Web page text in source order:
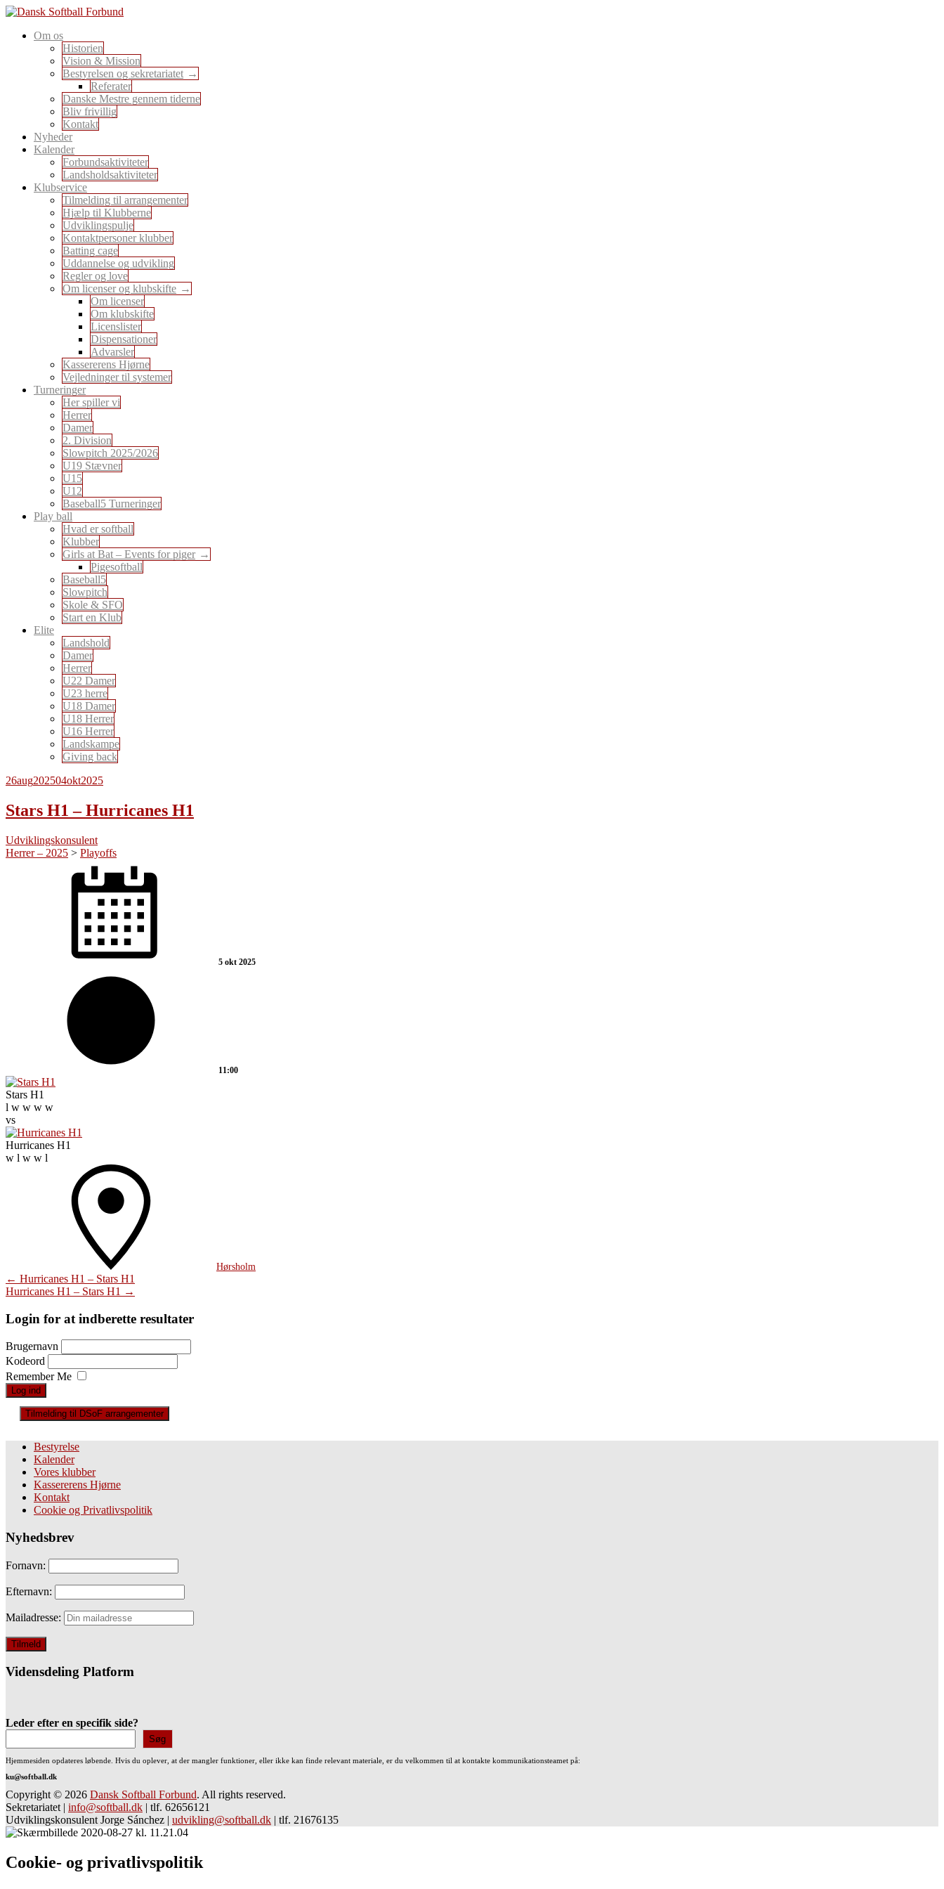
Skip
content
Dansk Softball Forbund
En sport for alle
Om os
Historien
Vision & Mission
Bestyrelsen og sekretariatet
Referater
Danske Mestre gennem tiderne
Bliv frivillig
Kontakt
Nyheder
Kalender
Forbundsaktiviteter
Landsholdsaktiviteter
Klubservice
Tilmelding til arrangementer
Hjælp til Klubberne
Udviklingspulje
Kontaktpersoner klubber
Batting cage
Uddannelse og udvikling
Regler og love
Om licenser og klubskifte
Om licenser
Om klubskifte
Licenslister
Dispensationer
Advarsler
Kassererens Hjørne
Vejledninger til systemer
Turneringer
Her spiller vi
Herrer
Damer
2. Division
Slowpitch 2025/2026
U19 Stævner
U15
U12
Baseball5 Turneringer
Play ball
Hvad er softball
Klubber
Girls at Bat – Events for piger
Pigesoftball
Baseball5
Slowpitch
Skole & SFO
Start en Klub
Elite
Landshold
Damer
Herrer
U22 Damer
U23 herre
U18 Damer
U18 Herrer
U16 Herrer
Landskampe
Giving back
26aug202504okt2025
Stars H1 – Hurricanes H1
Udviklingskonsulent
Herrer – 2025 > Playoffs
5 okt 2025
11:00
Stars H1
l w w w w
vs
Hurricanes H1
w l w w l
Hørsholm
Post
navigation
← Hurricanes H1 – Stars H1
Hurricanes H1 – Stars H1 →
Login for at indberette resultater
Brugernavn
Kodeord
Remember Me
Tilmelding til DSoF arrangementer
Bestyrelse
Kalender
Vores klubber
Kassererens Hjørne
Kontakt
Cookie og Privatlivspolitik
Nyhedsbrev
Fornavn:
Efternavn:
Mailadresse:
Vidensdeling Platform
Leder efter en specifik side?
Søg
Hjemmesiden opdateres løbende. Hvis du oplever, at der mangler funktioner, eller ikke kan finde relevant materiale, er du velkommen til at kontakte kommunikationsteamet på:
ku@softball.dk
Copyright © 2026 Dansk Softball Forbund. All rights reserved.
Sekretariatet | info@softball.dk | tlf. 62656121
Udviklingskonsulent Jorge Sánchez | udvikling@softball.dk | tlf. 21676135
Cookie- og privatlivspolitik